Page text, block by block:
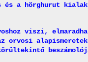
és a hörghurut
viszi,
orvosi